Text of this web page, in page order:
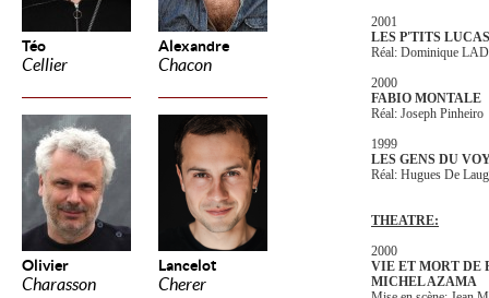
Téo
Cellier
Alexandre
Chacon
Olivier
Charasson
Lancelot
Cherer
2001
LES P'TITS LUCAS
Réal: Dominique
2000
FABIO MONTALE
Réal: Joseph Pinheiro
1999
LES GENS DU
Réal: Hugues De
THEATRE:
2000
VIE ET MORT DE
MICHEL AZAMA